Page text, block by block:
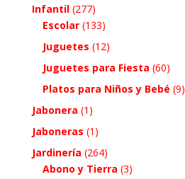
Infantil (277)
Escolar (133)
Juguetes (12)
Juguetes para Fiesta (60)
Platos para Niños y Bebé (9)
Jabonera (1)
Jaboneras (1)
Jardinería (264)
Abono y Tierra (3)